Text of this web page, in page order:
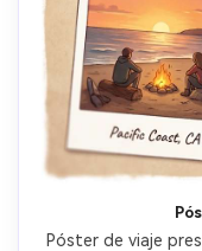
Póster de viaje